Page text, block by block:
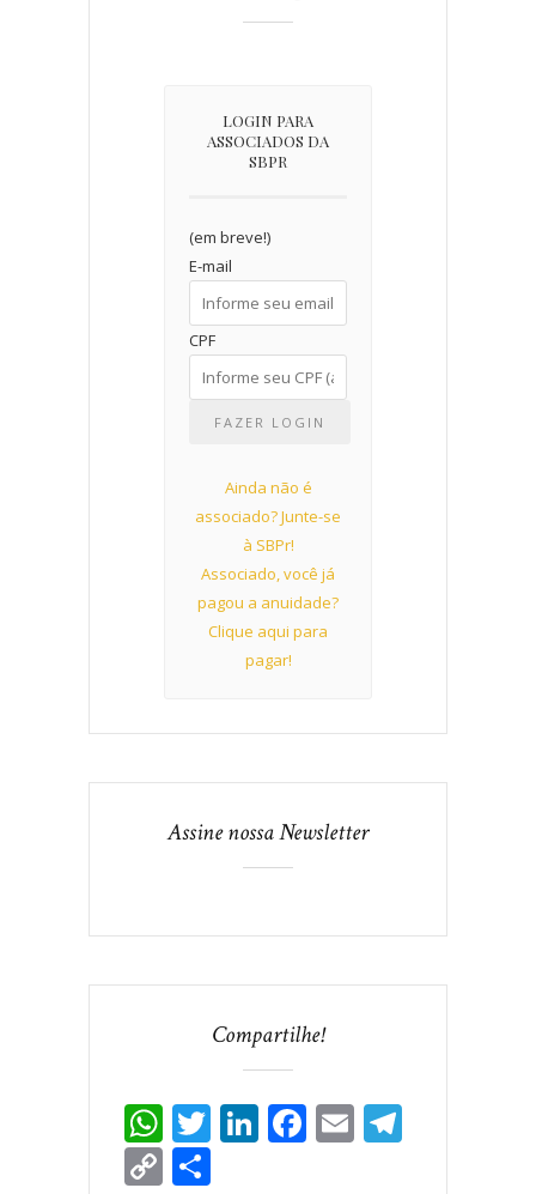
LOGIN PARA
ASSOCIADOS DA
SBPR
(em breve!)
E-mail
CPF
Ainda não é
associado? Junte-se
à SBPr!
Associado, você já
pagou a anuidade?
Clique aqui para
pagar!
Assine nossa Newsletter
Compartilhe!
WhatsApp
Twitter
LinkedIn
Facebook
Email
Copy